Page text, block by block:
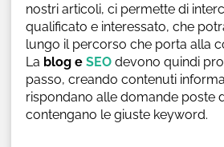
nostri articoli, ci permette di
qualificato e interessato, che
lungo il percorso che porta alla
La blog e SEO devono quindi
passo, creando contenuti
rispondano alle domande poste
contengano le giuste keyword.